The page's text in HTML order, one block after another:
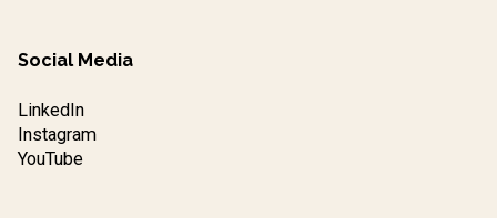
Social Media
LinkedIn
Instagram
YouTube